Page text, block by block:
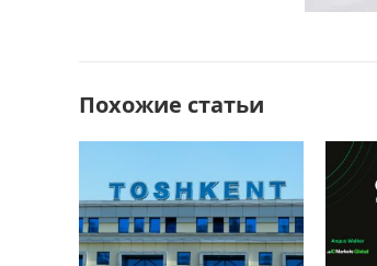
k т
ь
Похожие статьи